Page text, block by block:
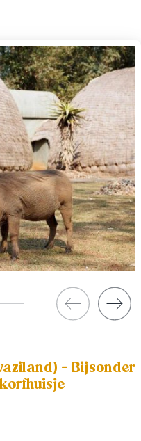
- Bijsonder